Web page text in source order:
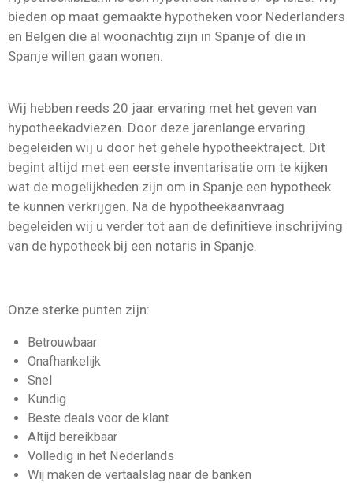
bieden op maat gemaakte hypotheken voor Nederlanders
en Belgen die al woonachtig zijn in Spanje of die in
Spanje willen gaan wonen.
Wij hebben reeds 20 jaar ervaring met het geven van
hypotheekadviezen. Door deze jarenlange ervaring
begeleiden wij u door het gehele hypotheektraject. Dit
begint altijd met een eerste inventarisatie om te kijken
wat de mogelijkheden zijn om in Spanje een hypotheek
te kunnen verkrijgen. Na de hypotheekaanvraag
begeleiden wij u verder tot aan de definitieve inschrijving
van de hypotheek bij een notaris in Spanje.
Onze sterke punten zijn:
Betrouwbaar
Onafhankelijk
Snel
Kundig
Beste deals voor de klant
Altijd bereikbaar
Volledig in het Nederlands
Wij maken de vertaalslag naar de banken